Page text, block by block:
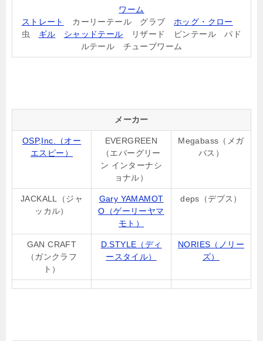
ワーム
ストレート
カーリーテール グラブ ホッグ・クロー
虫 ギル シャッドテール リザード ピンテール パド
ルテール チューブワーム
メーカー
OSP,Inc.（オー
エスピー）
EVERGREEN
（エバーグリー
ン インターナシ
ョナル）
Megabass（メガ
バス）
JACKALL（ジャ
ッカル）
Gary YAMAMOT
O（ゲーリーヤマ
モト）
deps（デプス）
GAN CRAFT
（ガンクラフ
ト）
D.STYLE（ディ
ースタイル）
NORIES（ノリー
ズ）